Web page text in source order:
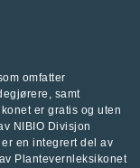
omfatter
samt
er gratis og uten
NIBIO Divisjon
er en integrert del av
Plantevernleksikonet